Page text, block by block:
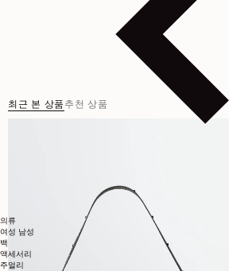
의류
여성 남성
백
액세서리
주얼리
최근 본 상품 추천 상품